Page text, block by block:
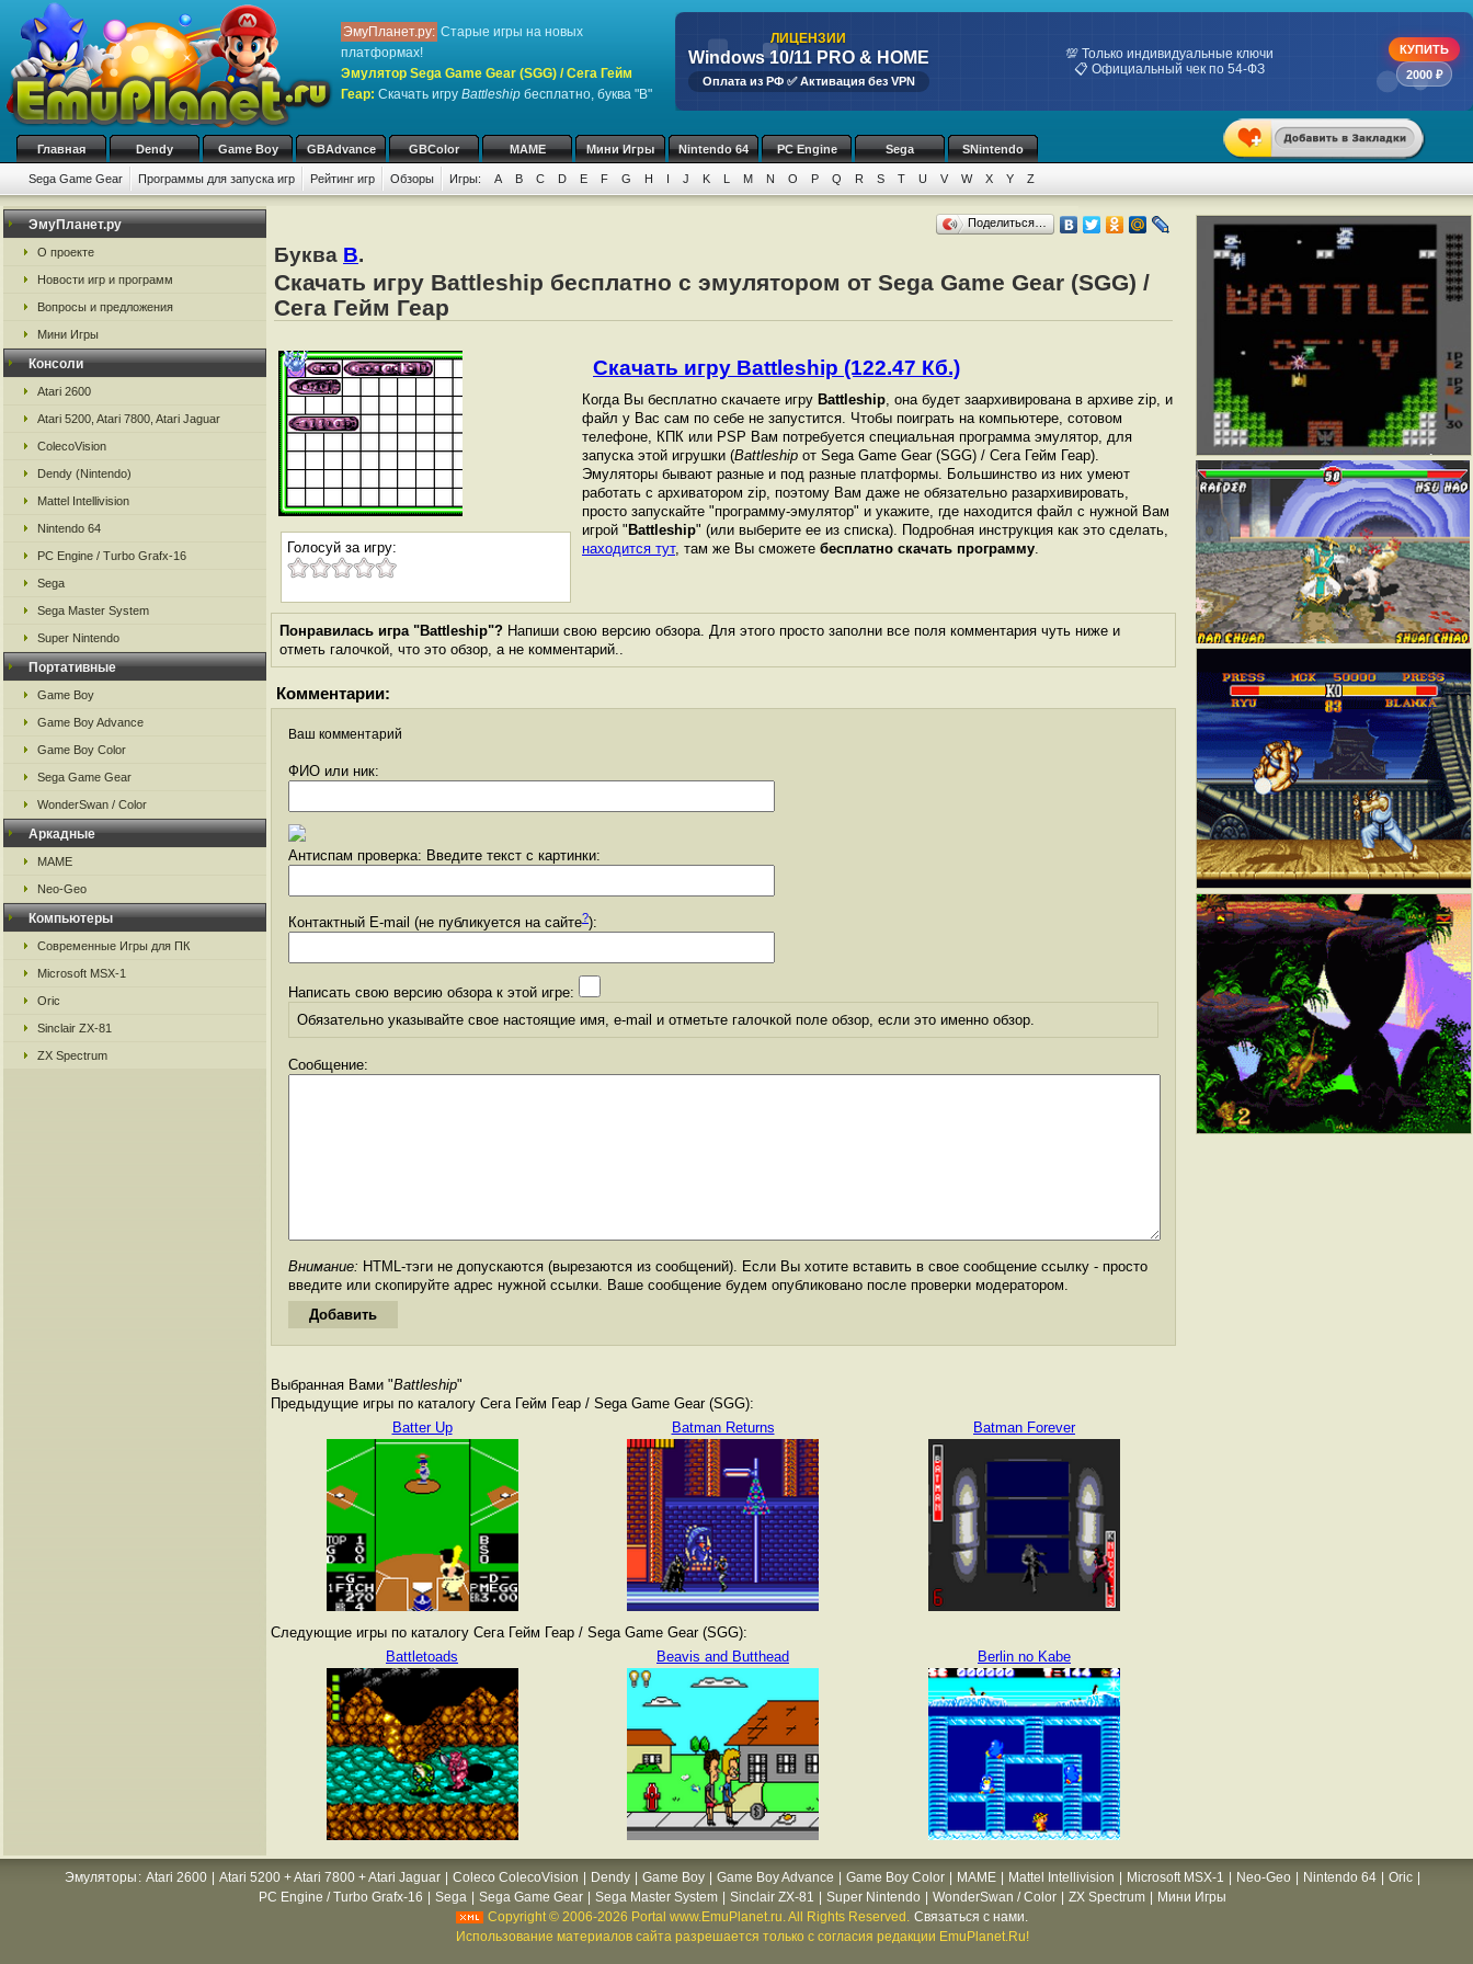
ЭмуПланет.ру: Старые игры на новых
платформах!
Эмулятор Sega Game Gear (SGG) / Сега Гейм
Геар: Скачать игру Battleship бесплатно, буква "B"
ЛИЦЕНЗИИ
Windows 10/11 PRO & HOME
Оплата из РФ ✅ Активация без VPN
💯 Только индивидуальные ключи
📋 Официальный чек по 54-ФЗ
КУПИТЬ
2000 ₽
Главная Dendy Game Boy GBAdvance GBColor MAME Мини Игры Nintendo 64 PC Engine Sega SNintendo
Sega Game Gear Программы для запуска игр Рейтинг игр Обзоры Игры: A B C D E F G H I J K L M N O P Q R S T U V W X Y Z
ЭмуПланет.ру
О проекте
Новости игр и программ
Вопросы и предложения
Мини Игры
Консоли
Atari 2600
Atari 5200, Atari 7800, Atari Jaguar
ColecoVision
Dendy (Nintendo)
Mattel Intellivision
Nintendo 64
PC Engine / Turbo Grafx-16
Sega
Sega Master System
Super Nintendo
Портативные
Game Boy
Game Boy Advance
Game Boy Color
Sega Game Gear
WonderSwan / Color
Аркадные
MAME
Neo-Geo
Компьютеры
Современные Игры для ПК
Microsoft MSX-1
Oric
Sinclair ZX-81
ZX Spectrum
Поделиться…
Буква B.
Скачать игру Battleship бесплатно с эмулятором от Sega Game Gear (SGG) /
Сега Гейм Геар
Голосуй за игру:
Скачать игру Battleship (122.47 Кб.)
Когда Вы бесплатно скачаете игру Battleship, она будет заархивирована в архиве zip, и
файл у Вас сам по себе не запустится. Чтобы поиграть на компьютере, сотовом
телефоне, КПК или PSP Вам потребуется специальная программа эмулятор, для
запуска этой игрушки (Battleship от Sega Game Gear (SGG) / Сега Гейм Геар).
Эмуляторы бывают разные и под разные платформы. Большинство из них умеют
работать с архиватором zip, поэтому Вам даже не обязательно разархивировать,
просто запускайте "программу-эмулятор" и укажите, где находится файл с нужной Вам
игрой " Battleship" (или выберите ее из списка). Подробная инструкция как это сделать,
находится тут, там же Вы сможете бесплатно скачать программу.
Понравилась игра "Battleship"? Напиши свою версию обзора. Для этого просто заполни все поля комментария чуть ниже и
отметь галочкой, что это обзор, а не комментарий..
Комментарии:
Ваш комментарий
ФИО или ник:
Антиспам проверка: Введите текст с картинки:
Контактный E-mail (не публикуется на сайте?):
Написать свою версию обзора к этой игре:
Обязательно указывайте свое настоящие имя, e-mail и отметьте галочкой поле обзор, если это именно обзор.
Сообщение:
Внимание: HTML-тэги не допускаются (вырезаются из сообщений). Если Вы хотите вставить в свое сообщение ссылку - просто
введите или скопируйте адрес нужной ссылки. Ваше сообщение будем опубликовано после проверки модератором.
Выбранная Вами "Battleship"
Предыдущие игры по каталогу Сега Гейм Геар / Sega Game Gear (SGG):
Batter Up
Batman Returns Batman Forever
Следующие игры по каталогу Сега Гейм Геар / Sega Game Gear (SGG):
Battletoads
Beavis and Butthead Berlin no Kabe
Эмуляторы : Atari 2600 Atari 5200 + Atari 7800 + Atari Jaguar Coleco ColecoVision Dendy Game Boy Game Boy Advance Game Boy Color MAME Mattel Intellivision Microsoft MSX-1 Neo-Geo Nintendo 64 Oric
PC Engine / Turbo Grafx-16
Sega Sega Game Gear Sega Master System Sinclair ZX-81 Super Nintendo WonderSwan / Color ZX Spectrum
Мини Игры
Copyright © 2006-2026 Portal www.EmuPlanet.ru. All Rights Reserved. Связаться с нами.
Использование материалов сайта разрешается только с согласия редакции EmuPlanet.Ru!